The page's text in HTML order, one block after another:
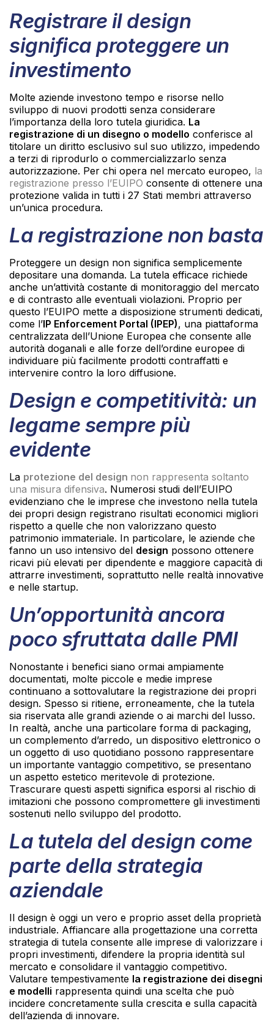
Registrare il design
significa proteggere un
investimento
Molte aziende investono tempo e risorse nello
sviluppo di nuovi prodotti senza considerare
l’importanza della loro tutela giuridica. La
registrazione di un disegno o modello conferisce al
titolare un diritto esclusivo sul suo utilizzo, impedendo
a terzi di riprodurlo o commercializzarlo senza
autorizzazione. Per chi opera nel mercato europeo, la
registrazione presso l’EUIPO consente di ottenere una
protezione valida in tutti i 27 Stati membri attraverso
un’unica procedura.
La registrazione non basta
Proteggere un design non significa semplicemente
depositare una domanda. La tutela efficace richiede
anche un’attività costante di monitoraggio del mercato
e di contrasto alle eventuali violazioni. Proprio per
questo l’EUIPO mette a disposizione strumenti dedicati,
come l’IP Enforcement Portal (IPEP), una piattaforma
centralizzata dell’Unione Europea che consente alle
autorità doganali e alle forze dell’ordine europee di
individuare più facilmente prodotti contraffatti e
intervenire contro la loro diffusione.
Design e competitività: un
legame sempre più
evidente
La protezione del design non rappresenta soltanto
una misura difensiva. Numerosi studi dell’EUIPO
evidenziano che le imprese che investono nella tutela
dei propri design registrano risultati economici migliori
rispetto a quelle che non valorizzano questo
patrimonio immateriale. In particolare, le aziende che
fanno un uso intensivo del design possono ottenere
ricavi più elevati per dipendente e maggiore capacità di
attrarre investimenti, soprattutto nelle realtà innovative
e nelle startup.
Un’opportunità ancora
poco sfruttata dalle PMI
Nonostante i benefici siano ormai ampiamente
documentati, molte piccole e medie imprese
continuano a sottovalutare la registrazione dei propri
design. Spesso si ritiene, erroneamente, che la tutela
sia riservata alle grandi aziende o ai marchi del lusso.
In realtà, anche una particolare forma di packaging,
un complemento d’arredo, un dispositivo elettronico o
un oggetto di uso quotidiano possono rappresentare
un importante vantaggio competitivo, se presentano
un aspetto estetico meritevole di protezione.
Trascurare questi aspetti significa esporsi al rischio di
imitazioni che possono compromettere gli investimenti
sostenuti nello sviluppo del prodotto.
La tutela del design come
parte della strategia
aziendale
Il design è oggi un vero e proprio asset della proprietà
industriale. Affiancare alla progettazione una corretta
strategia di tutela consente alle imprese di valorizzare i
propri investimenti, difendere la propria identità sul
mercato e consolidare il vantaggio competitivo.
Valutare tempestivamente la registrazione dei disegni
e modelli rappresenta quindi una scelta che può
incidere concretamente sulla crescita e sulla capacità
dell’azienda di innovare.